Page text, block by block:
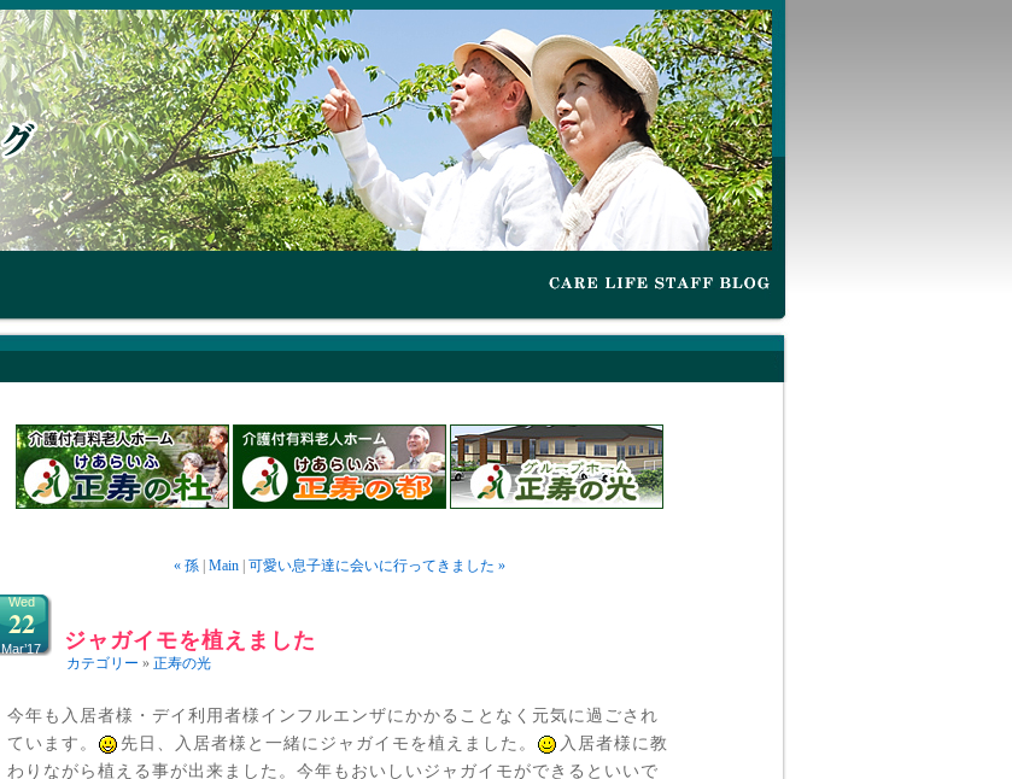
« 孫 Main| 可愛い息子達に会いに行ってきました »
ジャガイモを植えました
Wed
22
Mar’17
カテゴリー »正寿の光
今年も入居者様・デイ利用者様インフルエンザにかかることなく元気に過ごされ
ています。
先日、入居者様と一緒にジャガイモを植えました。
入居者様に教
わりながら植える事が出来ました。今年もおいしいジャガイモができるといいで